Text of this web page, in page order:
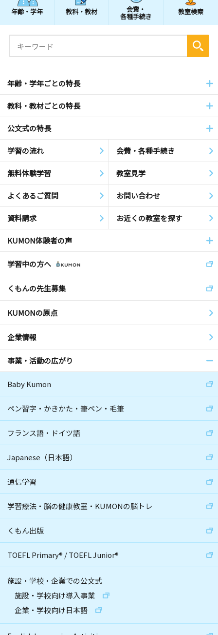
年齢・学年 教科・教材 会費・
各種手続き
教室検索
年齢・学年ごとの特長
教科・教材ごとの特長
公文式の特長
学習の流れ 会費・各種手続き
無料体験学習 教室見学
よくあるご質問 お問い合わせ
資料請求 お近くの教室を探す
KUMON体験者の声
学習中の方へ
くもんの先生募集
KUMONの原点
企業情報
事業・活動の広がり
Baby Kumon
ペン習字・かきかた・筆ペン・毛筆
フランス語・ドイツ語
Japanese（日本語）
通信学習
学習療法・脳の健康教室・KUMONの脳トレ
くもん出版
TOEFL Primary® /TOEFL Junior®
施設・学校・企業での公文式
施設・学校向け導入事業
企業・学校向け日本語